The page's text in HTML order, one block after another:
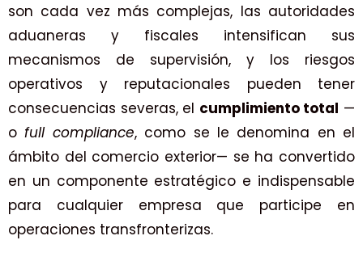
son cada vez más complejas, las autoridades
aduaneras y fiscales intensifican sus
mecanismos de supervisión, y los riesgos
operativos y reputacionales pueden tener
consecuencias severas, el cumplimiento total —
ofull compliance, como se le denomina en el
ámbito del comercio exterior— se ha convertido
en un componente estratégico e indispensable
para cualquier empresa que participe en
operaciones transfronterizas.